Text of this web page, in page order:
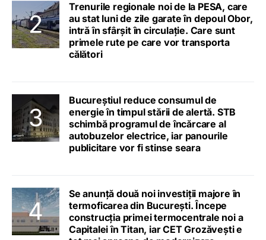
Trenurile regionale noi de la PESA, care
au stat luni de zile garate în depoul Obor,
intră în sfârșit în circulație. Care sunt
primele rute pe care vor transporta
călători
Bucureștiul reduce consumul de
energie în timpul stării de alertă. STB
schimbă programul de încărcare al
autobuzelor electrice, iar panourile
publicitare vor fi stinse seara
Se anunță două noi investiții majore în
termoficarea din București. Începe
construcția primei termocentrale noi a
Capitalei în Titan, iar CET Grozăvești e